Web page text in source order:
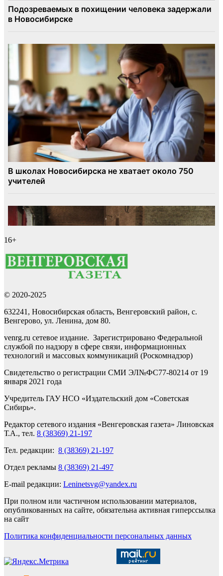
16+
© 2020-2025
632241, Новосибирская область, Венгеровский район, с.
Венгерово, ул. Ленина, дом 80.
venrg.ru сетевое издание. Зарегистрировано Федеральной
службой по надзору в сфере связи, информационных
технологий и массовых коммуникаций (Роскомнадзор)
Свидетельство о регистрации СМИ ЭЛ№ФС77-80214 от 19
января 2021 года
Учредитель ГАУ НСО «Издательский дом «Советская
Сибирь».
Редактор сетевого издания «Венгеровская газета» Линовская
Т.А., тел. 8 (38369) 21-197
Тел. редакции: 8 (38369) 21-197
Отдел рекламы 8 (38369) 21-497
E-mail редакции: Leninetsvg@yandex.ru
При полном или частичном использовании материалов,
опубликованных на сайте, обязательна активная гиперссылка
на сайт
Политика конфиденциальности персональных данных